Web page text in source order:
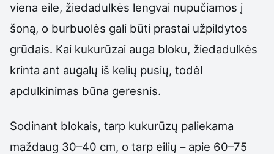
viena eile, žiedadulkės lengvai nupučiamos į
šoną, o burbuolės gali būti prastai užpildytos
grūdais. Kai kukurūzai auga bloku, žiedadulkės
krinta ant augalų iš kelių pusių, todėl
apdulkinimas būna geresnis.
Sodinant blokais, tarp kukurūzų paliekama
maždaug 30–40 cm, o tarp eilių – apie 60–75